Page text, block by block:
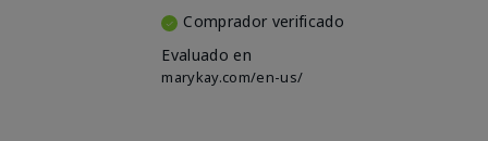
Comprador verificado
Evaluado en
marykay.com/en-us/